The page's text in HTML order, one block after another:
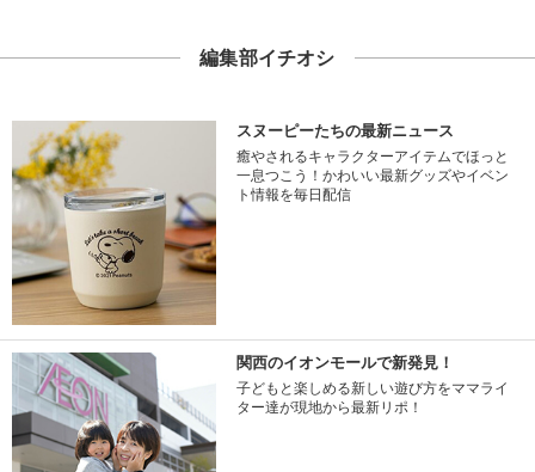
編集部イチオシ
スヌーピーたちの最新ニュース
癒やされるキャラクターアイテムでほっと
一息つこう！かわいい最新グッズやイベン
ト情報を毎日配信
関西のイオンモールで新発見！
子どもと楽しめる新しい遊び方をママライ
ター達が現地から最新リポ！